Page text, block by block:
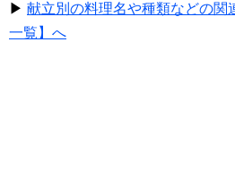
▶ 献立別の料理名や種類などの関
一覧】へ